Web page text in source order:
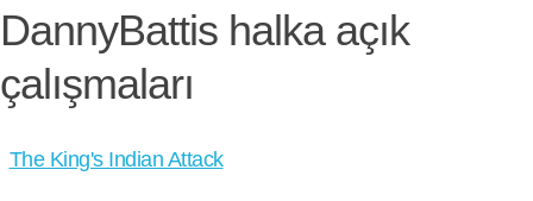
DannyBattis halka açık
çalışmaları
The King's Indian Attack